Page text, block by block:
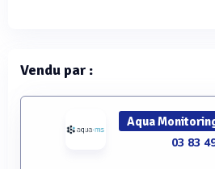
Vendu par :
Aqua
03 83